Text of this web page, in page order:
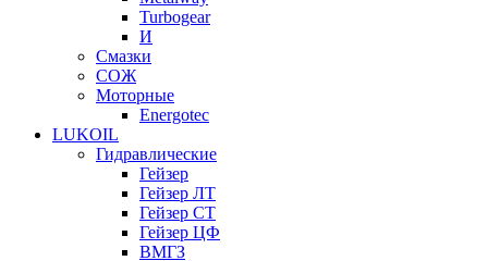
Turbogear
И
Смазки
СОЖ
Моторные
Energotec
LUKOIL
Гидравлические
Гейзер
Гейзер ЛТ
Гейзер СТ
Гейзер ЦФ
ВМГЗ